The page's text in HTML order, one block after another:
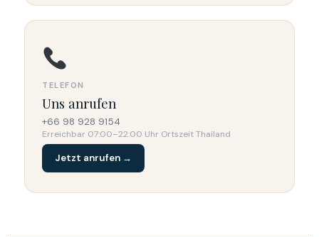
TELEFON
Uns anrufen
+66 98 928 9154
Erreichbar 07:00–22:00 Uhr Ortszeit Thailand
Jetzt anrufen →